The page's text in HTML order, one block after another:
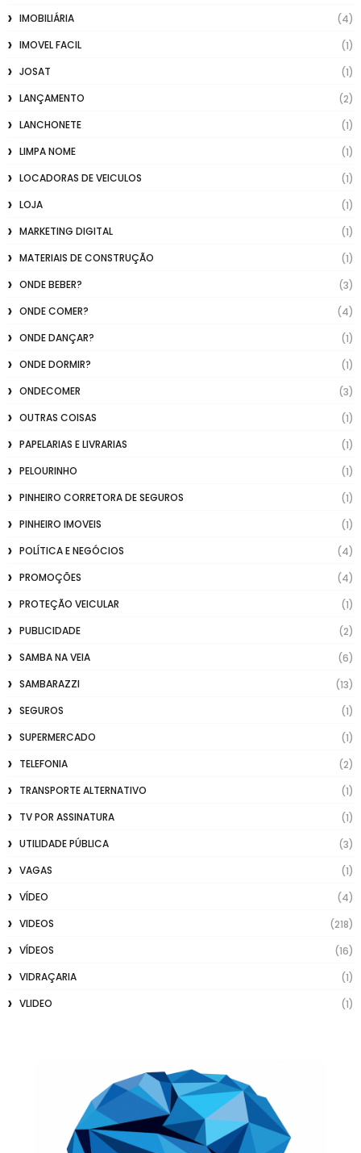
IMOBILIÁRIA
(4)
IMOVEL FACIL
(1)
JOSAT
(1)
LANÇAMENTO
(2)
LANCHONETE
(1)
LIMPA NOME
(1)
LOCADORAS DE VEICULOS
(1)
LOJA
(1)
MARKETING DIGITAL
(1)
MATERIAIS DE CONSTRUÇÃO
(1)
ONDE BEBER?
(3)
ONDE COMER?
(4)
ONDE DANÇAR?
(1)
ONDE DORMIR?
(1)
ONDECOMER
(3)
OUTRAS COISAS
(1)
PAPELARIAS E LIVRARIAS
(1)
PELOURINHO
(1)
PINHEIRO CORRETORA DE SEGUROS
(1)
PINHEIRO IMOVEIS
(1)
POLÍTICA E NEGÓCIOS
(4)
PROMOÇÕES
(4)
PROTEÇÃO VEICULAR
(1)
PUBLICIDADE
(2)
SAMBA NA VEIA
(6)
SAMBARAZZI
(13)
SEGUROS
(1)
SUPERMERCADO
(1)
TELEFONIA
(2)
TRANSPORTE ALTERNATIVO
(1)
TV POR ASSINATURA
(1)
UTILIDADE PÚBLICA
(3)
VAGAS
(1)
VÍDEO
(4)
VIDEOS
(218)
VÍDEOS
(16)
VIDRAÇARIA
(1)
VLIDEO
(1)